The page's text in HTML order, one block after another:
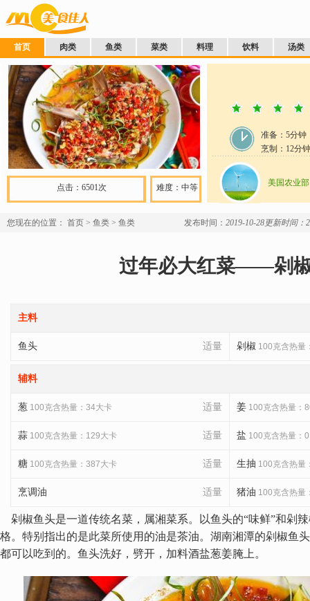
首页 肉类 鱼类 菜类 料理 饮料 汤类
难度：中等
点击：6501次
准备： 5分钟
烹制： 12分钟
美国农业部
发布时间： 2019-10-28更新时间：
您现在的位置： 首页 > 鱼类 > 鱼类
过年必大红菜——剁
主料
适量
鱼头 剁椒 100克含热量
辅料
适量
葱 100克含热量：34大卡 姜 100克含热量：
适量
蒜 100克含热量：129大卡 盐 100克含热量：
适量
糖 100克含热量：387大卡 生抽 100克含热量
适量
烹调油 猪油 100克含热量
剁椒鱼头是一道传统名菜，属湘菜系。以鱼头的“味鲜”和剁
格。特别指出的是此菜所使用的油是茶油。湖南湘潭的剁椒鱼
都可以吃到的。鱼头洗好，劈开，加料酒盐葱姜腌上。